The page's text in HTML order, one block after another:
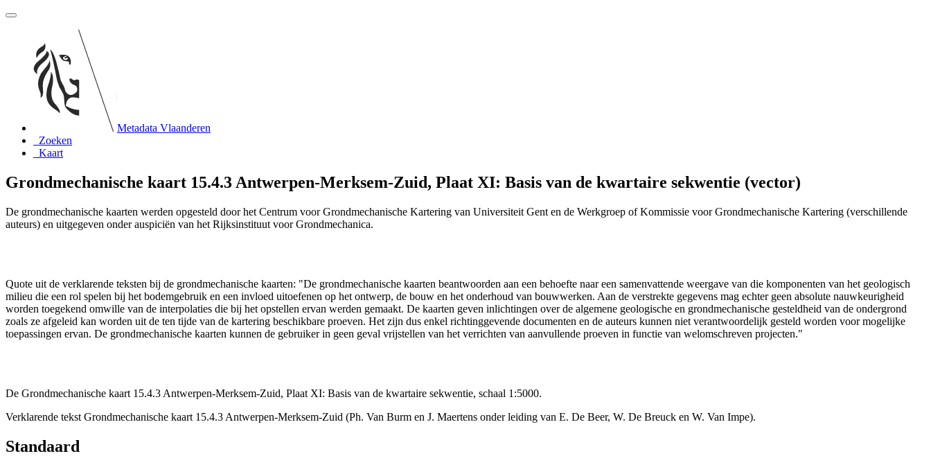
Metadata Vlaanderen
Zoeken
Kaart
Grondmechanische kaart 15.4.3 Antwerpen-Merksem-Zuid, Plaat XI: Basis van de kwartaire sekwentie (vector)
De grondmechanische kaarten werden opgesteld door het Centrum voor Grondmechanische Kartering van Universiteit Gent en de Werkgroep of Kommissie voor Grondmechanische Kartering (verschillende
auteurs) en uitgegeven onder auspiciën van het Rijksinstituut voor Grondmechanica.
Quote uit de verklarende teksten bij de grondmechanische kaarten: "De grondmechanische kaarten beantwoorden aan een behoefte naar een samenvattende weergave van die komponenten van het geologisch
milieu die een rol spelen bij het bodemgebruik en een invloed uitoefenen op het ontwerp, de bouw en het onderhoud van bouwwerken. Aan de verstrekte gegevens mag echter geen absolute nauwkeurigheid
worden toegekend omwille van de interpolaties die bij het opstellen ervan werden gemaakt. De kaarten geven inlichtingen over de algemene geologische en grondmechanische gesteldheid van de ondergrond
zoals ze afgeleid kan worden uit de ten tijde van de kartering beschikbare proeven. Het zijn dus enkel richtinggevende documenten en de auteurs kunnen niet verantwoordelijk gesteld worden voor mogelijke
toepassingen ervan. De grondmechanische kaarten kunnen de gebruiker in geen geval vrijstellen van het verrichten van aanvullende proeven in functie van welomschreven projecten."
De Grondmechanische kaart 15.4.3 Antwerpen-Merksem-Zuid, Plaat XI: Basis van de kwartaire sekwentie, schaal 1:5000.
Verklarende tekst Grondmechanische kaart 15.4.3 Antwerpen-Merksem-Zuid (Ph. Van Burm en J. Maertens onder leiding van E. De Beer, W. De Breuck en W. Van Impe).
Standaard